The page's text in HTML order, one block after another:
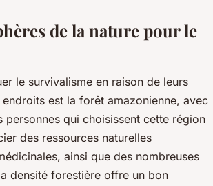
de la nature pour le
le survivalisme en raison de leurs
est la forêt amazonienne, avec
qui choisissent cette région
des ressources naturelles
ainsi que des nombreuses
densité forestière offre un bon